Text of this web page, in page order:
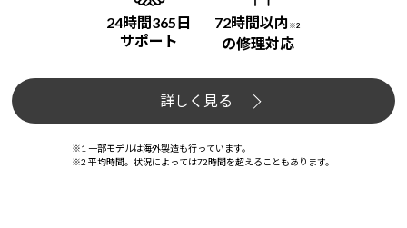
24時間365日
サポート
72時間以内 ※2
の修理対応
詳しく見る
※1 一部モデルは海外製造も行っています。
※2 平均時間。状況によっては72時間を超えることもあります。